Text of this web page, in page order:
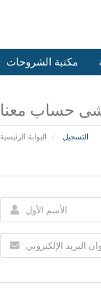
مكتبة الشروحات
حساب معنا
البوابة الرئيسية التسجيل